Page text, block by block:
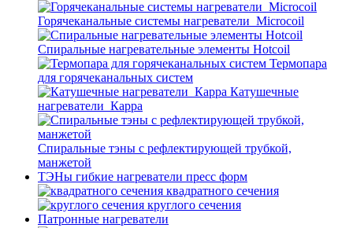
Горячеканальные системы нагреватели_Microcoil
Спиральные нагревательные элементы Hotcoil
Термопара
для горячеканальных систем
Катушечные
нагреватели_Карра
Спиральные тэны с рефлектирующей трубкой,
манжетой
ТЭНы гибкие нагреватели пресс форм
квадратного сечения
круглого сечения
Патронные нагреватели